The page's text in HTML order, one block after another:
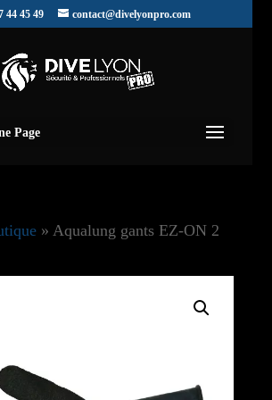
44 45 49 contact@divelyonpro.com
Page
» Aqualung gants EZ-ON 2